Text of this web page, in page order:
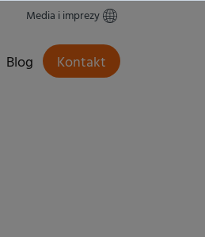
Media i imprezy
Blog Kontakt